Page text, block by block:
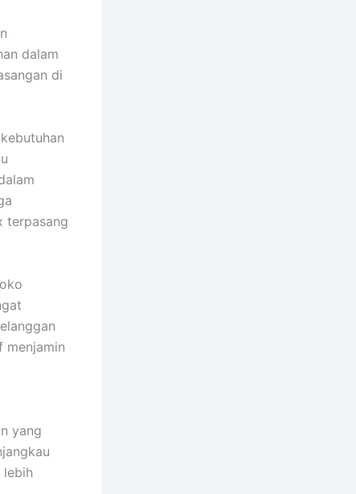
dalam
di
terpasang
menjamin
yang
lebih